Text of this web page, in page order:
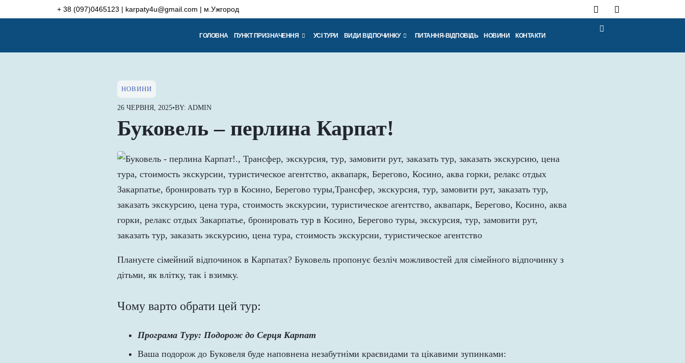
+ 38 (097)0465123 | karpaty4u@gmail.com | м.Ужгород
ГОЛОВНА ПУНКТ ПРИЗНАЧЕННЯ УСІ ТУРИ ВИДИ ВІДПОЧИНКУ ПИТАННЯ-ВІДПОВІДЬ НОВИНИ КОНТАКТИ
НОВИНИ
26 ЧЕРВНЯ, 2025•BY: ADMIN
Буковель – перлина Карпат!
Плануєте сімейний відпочинок в Карпатах? Буковель пропонує безліч можливостей для сімейного відпочинку з
дітьми, як влітку, так і взимку.
Чому варто обрати цей тур:
Програма Туру: Подорож до Серця Карпат
Ваша подорож до Буковеля буде наповнена незабутніми краєвидами та цікавими зупинками: